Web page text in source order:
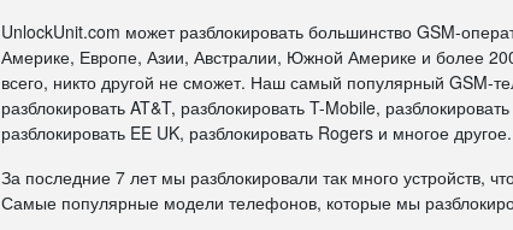
UnlockUnit.com может разблокировать большинство GSM-
Америке, Европе, Азии, Австралии, Южной Америке и более
всего, никто другой не сможет. Наш самый популярный GSM-
разблокировать AT&T, разблокировать T-Mobile,
разблокировать EE UK, разблокировать Rogers и многое другое.
За последние 7 лет мы разблокировали так много устройств,
Самые популярные модели телефонов, которые мы